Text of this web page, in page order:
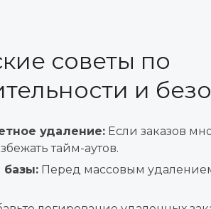
советы по
и
удаление: Если заказов
тайм-аутов.
базы: Перед массовым